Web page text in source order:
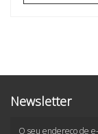
Newsletter